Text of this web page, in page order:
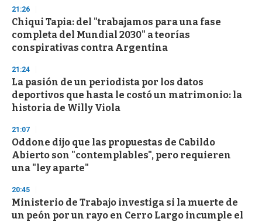
s
e
c
o
n
21:26
Chiqui Tapia: del "trabajamos para una fase
completa del Mundial 2030" a teorías
conspirativas contra Argentina
21:24
La pasión de un periodista por los datos
deportivos que hasta le costó un matrimonio: la
historia de Willy Viola
21:07
Oddone dijo que las propuestas de Cabildo
Abierto son "contemplables", pero requieren
una "ley aparte"
20:45
Ministerio de Trabajo investiga si la muerte de
un peón por un rayo en Cerro Largo incumple el